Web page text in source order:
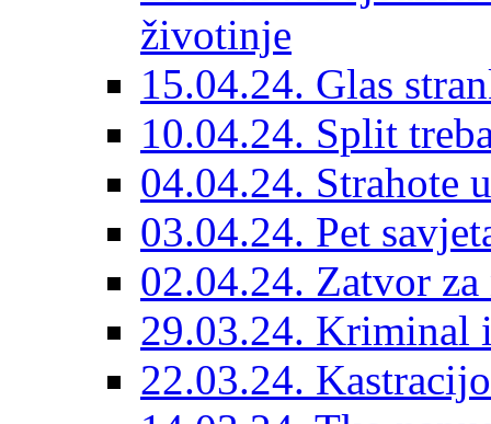
životinje
15.04.24. Glas
10.04.24. Split
04.04.24. Strahote
03.04.24. Pet
02.04.24. Zatvor
29.03.24. Kriminal
22.03.24.